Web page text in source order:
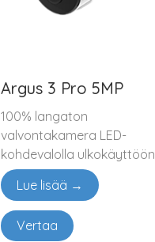
Argus 3 Pro 5MP
100% langaton
valvontakamera LED-
kohdevalolla ulkokäyttöön
Lue lisää →
Vertaa